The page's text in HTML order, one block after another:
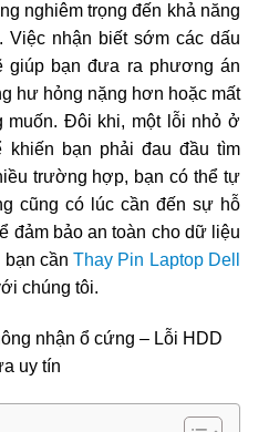
nghiêm trọng đến khả năng
Việc nhận biết sớm các dấu
giúp bạn đưa ra phương án
hư hỏng nặng hơn hoặc mất
muốn. Đôi khi, một lỗi nhỏ ở
khiến bạn phải đau đầu tìm
trường hợp, bạn có thể tự
cũng có lúc cần đến sự hỗ
đảm bảo an toàn cho dữ liệu
bạn cầnThay Pin Laptop Dell
chúng tôi.